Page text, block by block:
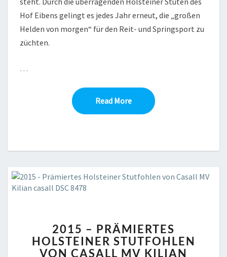
Hof Eibens gelingt es jedes Jahr erneut, die „großen
Helden von morgen“ für den Reit- und Springsport zu
züchten.
…
Read MoreRead More
–
PRÄMIERTES
HOLSTEINER
2015 – PRÄMIERTES
HOLSTEINER STUTFOHLEN
VON CASALL MV KILIAN